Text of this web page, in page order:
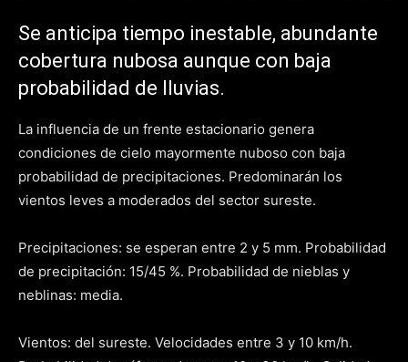
Se anticipa tiempo inestable, abundante
cobertura nubosa aunque con baja
probabilidad de lluvias.
La influencia de un frente estacionario genera
condiciones de cielo mayormente nuboso con baja
probabilidad de precipitaciones. Predominarán los
vientos leves a moderados del sector sureste.
Precipitaciones: se esperan entre 2 y 5 mm. Probabilidad
de precipitación: 15/45 %. Probabilidad de nieblas y
neblinas: media.
Vientos: del sureste. Velocidades entre 3 y 10 km/h.